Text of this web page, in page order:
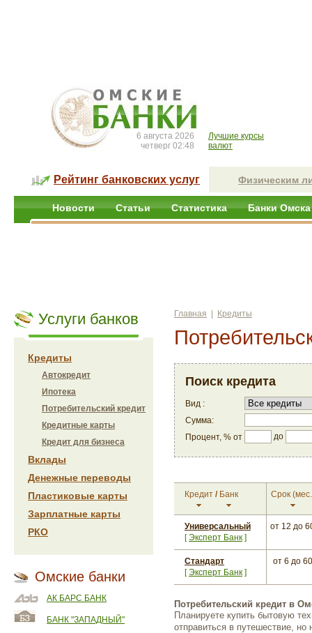
6 августа 2026
четверг 02:48
Лучшие курсы
валют
Рейтинг банковских услуг Физическим
Новости Статьи Статистика Банки Омска
Услуги банков
Кредиты
Автокредит
Ипотека
Потребительский кредит
Кредитные карты
Кредит для бизнеса
Вклады
Денежные переводы
Пластиковые карты
Зарплатные карты
РКО
Омские банки
АК БАРС БАНК
БАНК "ЗАПАДНЫЙ"
Главная Кредиты
Поиск кредита
Вид :
Сумма:
Процент, % от
до
Кредит / Банк Срок
Универсальный
[Эксперт Банк ]
от 12 до
Стандарт
[Эксперт Банк ]
от 6 до 60
Потребительский кредит в
Планируете купить бытовую
отправиться в путешествие,